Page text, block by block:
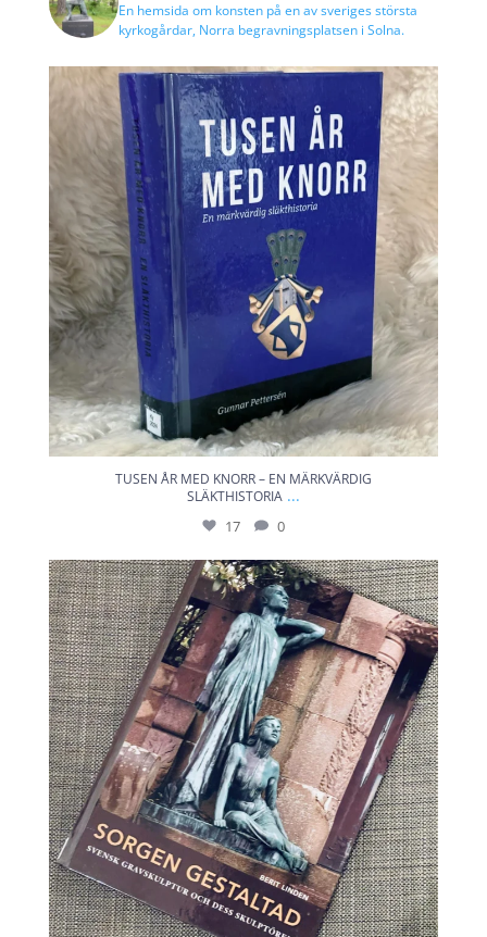
En hemsida om konsten på en av sveriges största
kyrkogårdar, Norra begravningsplatsen i Solna.
TUSEN ÅR MED KNORR – EN MÄRKVÄRDIG SLÄKTHISTORIA...
17
TUSEN ÅR MED KNORR – EN MÄRKVÄRDIG
SLÄKTHISTORIA ...
17 0
En vacker bok skriven av Berit Linden, om...
23 0